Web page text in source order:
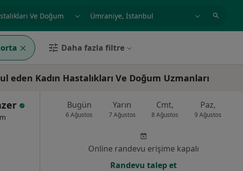
ilgi alanı ve hastalık, isimörnek: İstanbul
Daha fazla filtre
Kadın Hastalıkları Ve Doğum Uzmanları
Bugün
6 Ağustos
Yarın
7 Ağustos
Cmt,
8 Ağustos
Paz,
9 Ağustos
Online randevu erişime kapalı
Randevu talep et